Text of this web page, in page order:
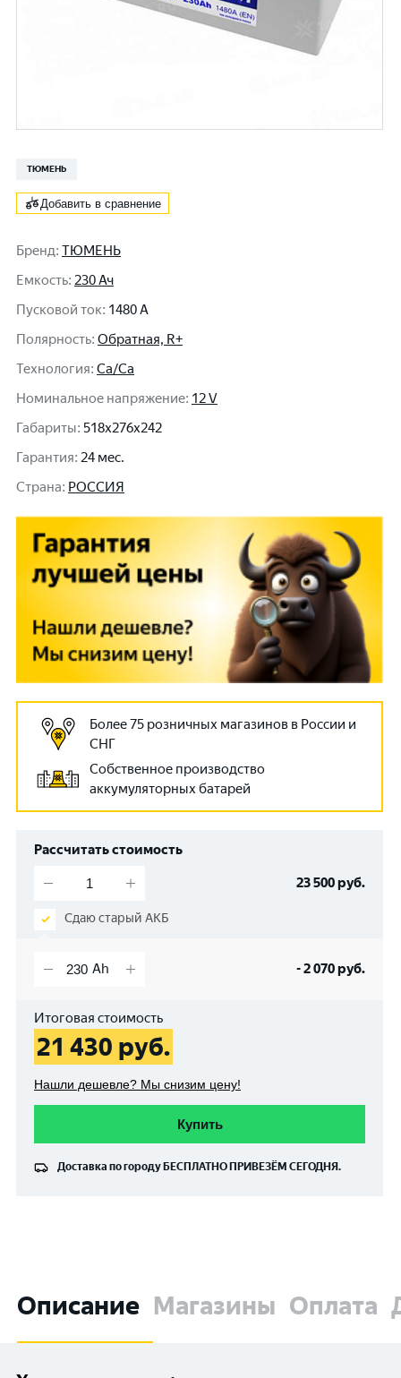
ТЮМЕНЬ
Добавить в сравнение
Бренд: ТЮМЕНЬ
Емкость: 230 Ач
Пусковой ток: 1480 A
Полярность: Обратная, R+
Технология: Ca/Ca
Номинальное напряжение: 12 V
Габариты: 518x276x242
Гарантия: 24 мес.
Cтрана: РОССИЯ
Более 75 розничных магазинов в России и
СНГ
Собственное производство
аккумуляторных батарей
Рассчитать стоимость
23 500руб.
Сдаю старый АКБ
-2 070руб.
Итоговая стоимость
21 430 руб.
Нашли дешевле? Мы снизим цену!
Купить
Доставка по городу БЕСПЛАТНО ПРИВЕЗЁМ СЕГОДНЯ.
Описание Магазины Оплата